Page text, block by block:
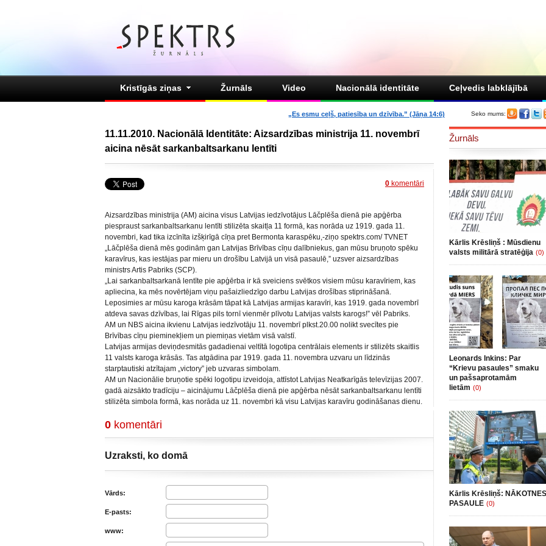
Kristīgās ziņas Žurnāls Video Nacionālā identitāte Ceļvedis labklājībā
Seko mums:
„Es esmu ceļš, patiesība un dzīvība.” (Jāņa 14:6)
11.11.2010. Nacionālā Identitāte: Aizsardzības ministrija 11. novembrī
aicina nēsāt sarkanbaltsarkanu lentīti
0 komentāri
Aizsardzības ministrija (AM) aicina visus Latvijas iedzīvotājus Lāčplēša dienā pie apģērba
piespraust sarkanbaltsarkanu lentīti stilizēta skaitļa 11 formā, kas norāda uz 1919. gada 11.
novembri, kad tika izcīnīta izšķirīgā cīņa pret Bermonta karaspēku,-ziņo spektrs.com/ TVNET
„Lāčplēša dienā mēs godinām gan Latvijas Brīvības cīņu dalībniekus, gan mūsu bruņoto spēku
karavīrus, kas iestājas par mieru un drošību Latvijā un visā pasaulē,” uzsver aizsardzības
ministrs Artis Pabriks (SCP).
„Lai sarkanbaltsarkanā lentīte pie apģērba ir kā sveiciens svētkos visiem mūsu karavīriem, kas
apliecina, ka mēs novērtējam viņu pašaizliedzīgo darbu Latvijas drošības stiprināšanā.
Leposimies ar mūsu karoga krāsām tāpat kā Latvijas armijas karavīri, kas 1919. gada novembrī
atdeva savas dzīvības, lai Rīgas pils tornī vienmēr plīvotu Latvijas valsts karogs!” vēl Pabriks.
AM un NBS aicina ikvienu Latvijas iedzīvotāju 11. novembrī plkst.20.00 nolikt svecītes pie
Brīvības cīņu pieminekļiem un piemiņas vietām visā valstī.
Latvijas armijas deviņdesmitās gadadienai veltītā logotipa centrālais elements ir stilizēts skaitlis
11 valsts karoga krāsās. Tas atgādina par 1919. gada 11. novembra uzvaru un līdzinās
starptautiski atzītajam „victory” jeb uzvaras simbolam.
AM un Nacionālie bruņotie spēki logotipu izveidoja, attīstot Latvijas Neatkarīgās televīzijas 2007.
gadā aizsākto tradīciju – aicinājumu Lāčplēša dienā pie apģērba nēsāt sarkanbaltsarkanu lentīti
stilizēta simbola formā, kas norāda uz 11. novembri kā visu Latvijas karavīru godināšanas dienu.
0 komentāri
Uzraksti, ko domā
Vārds:
E-pasts:
www:
Žurnāls
Kārlis Krēsliņš : Mūsdienu
valsts militārā stratēģija (0)
Leonards Inkins: Par
“Krievu pasaules” smaku
un pašsaprotamām
lietām (0)
Kārlis Krēsliņš: NĀKOTNES
PASAULE (0)